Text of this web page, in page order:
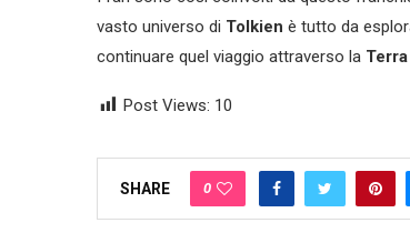
vasto universo di Tolkien è tutto da
continuare quel viaggio attraverso la
Post Views: 10
SHARE 0